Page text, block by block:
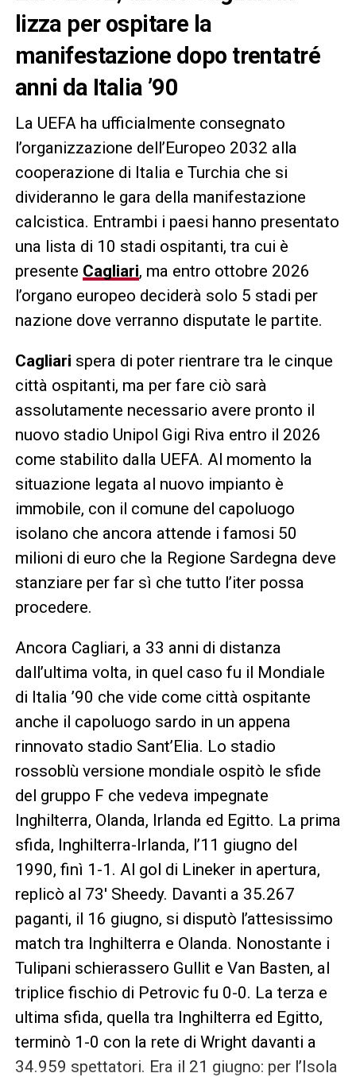
lizza per ospitare la
manifestazione dopo trentatré
anni da Italia ’90
La UEFA ha ufficialmente consegnato
l’organizzazione dell’Europeo 2032 alla
cooperazione di Italia e Turchia che si
divideranno le gara della manifestazione
calcistica. Entrambi i paesi hanno presentato
una lista di 10 stadi ospitanti, tra cui è
presente Cagliari, ma entro ottobre 2026
l’organo europeo deciderà solo 5 stadi per
nazione dove verranno disputate le partite.
Cagliari spera di poter rientrare tra le cinque
città ospitanti, ma per fare ciò sarà
assolutamente necessario avere pronto il
nuovo stadio Unipol Gigi Riva entro il 2026
come stabilito dalla UEFA. Al momento la
situazione legata al nuovo impianto è
immobile, con il comune del capoluogo
isolano che ancora attende i famosi 50
milioni di euro che la Regione Sardegna deve
stanziare per far sì che tutto l’iter possa
procedere.
Ancora Cagliari, a 33 anni di distanza
dall’ultima volta, in quel caso fu il Mondiale
di Italia ’90 che vide come città ospitante
anche il capoluogo sardo in un appena
rinnovato stadio Sant’Elia. Lo stadio
rossoblù versione mondiale ospitò le sfide
del gruppo F che vedeva impegnate
Inghilterra, Olanda, Irlanda ed Egitto. La prima
sfida, Inghilterra-Irlanda, l’11 giugno del
1990, finì 1-1. Al gol di Lineker in apertura,
replicò al 73′ Sheedy. Davanti a 35.267
paganti, il 16 giugno, si disputò l’attesissimo
match tra Inghilterra e Olanda. Nonostante i
Tulipani schierassero Gullit e Van Basten, al
triplice fischio di Petrovic fu 0-0. La terza e
ultima sfida, quella tra Inghilterra ed Egitto,
terminò 1-0 con la rete di Wright davanti a
34.959 spettatori. Era il 21 giugno: per l’Isola